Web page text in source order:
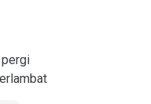
pergi